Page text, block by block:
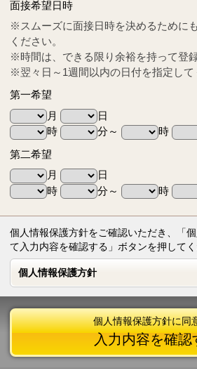
Tel
0570-55-0314
面接希望日時
※スムーズに面接日時を決めるために
ください。
※時間は、できる限り余裕を持って登
※翌々日～1週間以内の日付を指定して
第一希望
月
日
時
分～ 時
第二希望
月
日
時
分～ 時
個人情報保護方針をご確認いただき、「
て入力内容を確認する」ボタンを押してく
個人情報保護方針
個人情報保護方針
個人情報保護方針に同
入力内容を確認